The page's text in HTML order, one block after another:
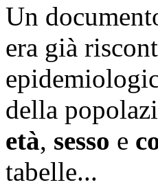
Un
era già
della
età, sesso e
tabelle...